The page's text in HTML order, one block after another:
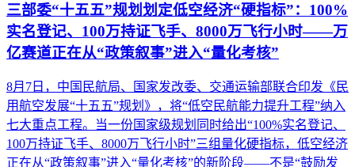
三部委“十五五”规划划定低空经济“硬指标”：100%
实名登记、100万持证飞手、8000万飞行小时——万
亿赛道正在从“政策叙事”进入“量化考核”
8月7日，中国民航局、国家发改委、交通运输部联合印发《民
用航空发展“十五五”规划》，将“低空民航能力提升工程”纳入
七大重点工程。当一份国家级规划同时给出“100%实名登记、
100万持证飞手、8000万飞行小时”三组量化硬指标，低空经济
正在从“政策叙事”进入“量化考核”的新阶段——不是“鼓励发